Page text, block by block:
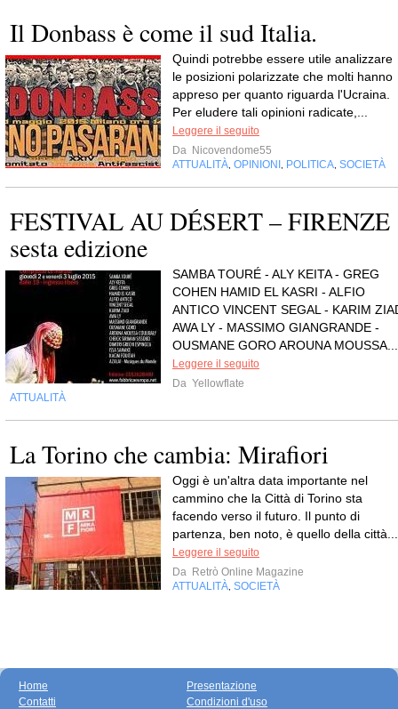
Il Donbass è come il sud Italia.
Quindi potrebbe essere utile analizzare
le posizioni polarizzate che molti hanno
appreso per quanto riguarda l'Ucraina.
Per eludere tali opinioni radicate,...
Leggere il seguito
Da Nicovendome55
ATTUALITÀ OPINIONI POLITICA SOCIETÀ
FESTIVAL AU DÉSERT – FIRENZE
sesta edizione
SAMBA TOURÉ - ALY KEITA - GREG
COHEN HAMID EL KASRI - ALFIO
ANTICO VINCENT SEGAL - KARIM
AWA LY - MASSIMO GIANGRANDE -
OUSMANE GORO AROUNA MOUSSA...
Leggere il seguito
Da Yellowflate
ATTUALITÀ
La Torino che cambia: Mirafiori
Oggi è un'altra data importante nel
cammino che la Città di Torino sta
facendo verso il futuro. Il punto di
partenza, ben noto, è quello della città...
Leggere il seguito
Da Retrò Online Magazine
ATTUALITÀ SOCIETÀ
Home
Contatti
Presentazione
Condizioni d'uso